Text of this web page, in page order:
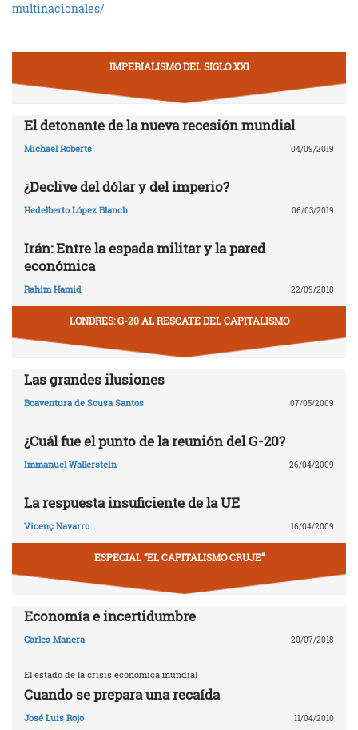
multinacionales/
IMPERIALISMO DEL SIGLO XXI
El detonante de la nueva recesión mundial
Michael Roberts 04/09/2019
¿Declive del dólar y del imperio?
Hedelberto López Blanch 06/03/2019
Irán: Entre la espada militar y la pared
económica
Rahim Hamid 22/09/2018
LONDRES: G-20 AL RESCATE DEL CAPITALISMO
Las grandes ilusiones
Boaventura de Sousa Santos 07/05/2009
¿Cuál fue el punto de la reunión del G-20?
Immanuel Wallerstein 26/04/2009
La respuesta insuficiente de la UE
Vicenç Navarro 16/04/2009
ESPECIAL “EL CAPITALISMO CRUJE”
Economía e incertidumbre
Carles Manera 20/07/2018
El estado de la crisis económica mundial
Cuando se prepara una recaída
José Luis Rojo 11/04/2010